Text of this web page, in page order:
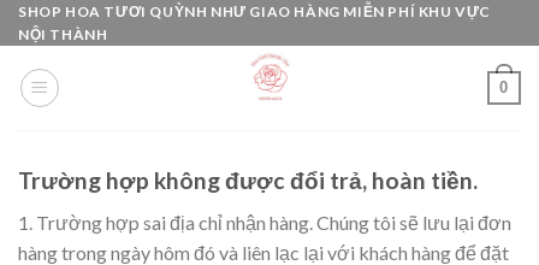
Skip
to
content
SHOP HOA TƯƠI QUỲNH NHƯ GIAO HÀNG MIỄN PHÍ KHU VỰC
NỘI THÀNH
0
Trường hợp không được đổi trả, hoàn tiền.
1. Trường hợp sai địa chỉ nhận hàng. Chúng tôi sẽ lưu lại đơn
hàng trong ngày hôm đó và liên lạc lại với khách hàng để đặt